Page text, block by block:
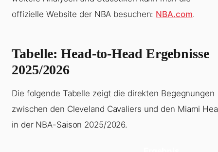
offizielle Website der NBA besuchen: NBA.com.
Tabelle: Head-to-Head Ergebnisse
2025/2026
Die folgende Tabelle zeigt die direkten Begegnungen
zwischen den Cleveland Cavaliers und den Miami
in der NBA-Saison 2025/2026.